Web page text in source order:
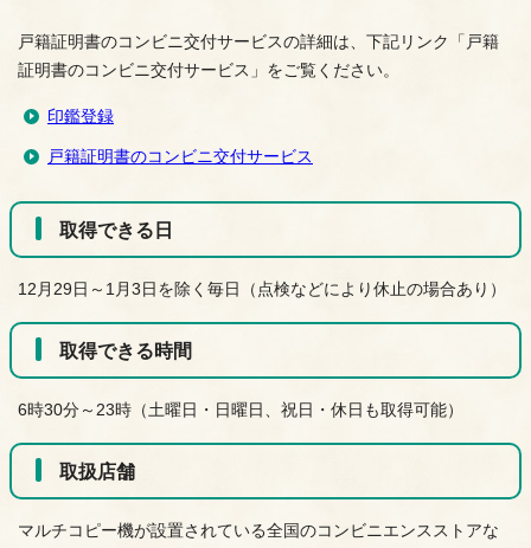
戸籍証明書のコンビニ交付サービスの詳細は、下記リンク「戸籍
証明書のコンビニ交付サービス」をご覧ください。
印鑑登録
戸籍証明書のコンビニ交付サービス
取得できる日
12月29日～1月3日を除く毎日（点検などにより休止の場合あり）
取得できる時間
6時30分～23時（土曜日・日曜日、祝日・休日も取得可能）
取扱店舗
マルチコピー機が設置されている全国のコンビニエンスストアな